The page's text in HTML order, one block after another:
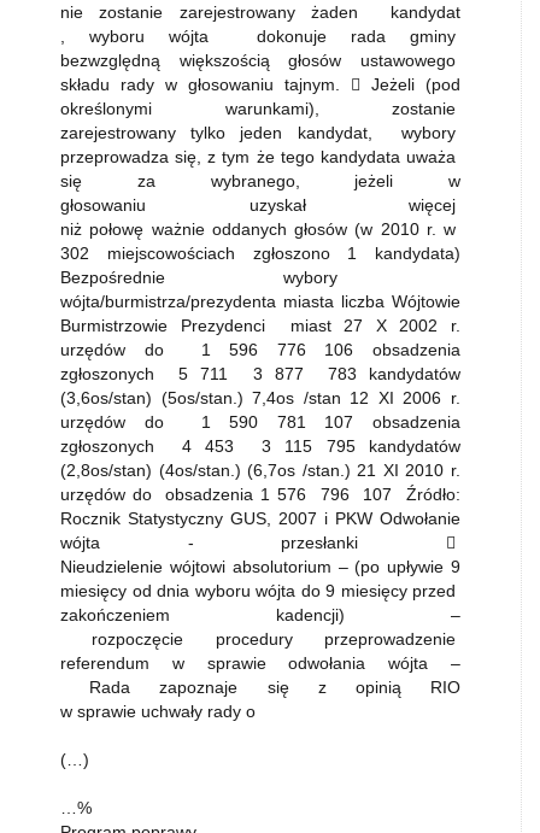
nie zostanie zarejestrowany żaden kandydat
, wyboru wójta dokonuje rada gminy
bezwzględną większością głosów ustawowego
składu rady w głosowaniu tajnym.  Jeżeli (pod
określonymi warunkami), zostanie
zarejestrowany tylko jeden kandydat, wybory
przeprowadza się, z tym że tego kandydata uważa
się za wybranego, jeżeli w
głosowaniu uzyskał więcej
niż połowę ważnie oddanych głosów (w 2010 r. w
302 miejscowościach zgłoszono 1 kandydata)
Bezpośrednie wybory
wójta/burmistrza/prezydenta miasta liczba Wójtowie
Burmistrzowie Prezydenci miast 27 X 2002 r.
urzędów do 1 596 776 106 obsadzenia
zgłoszonych 5 711 3 877 783 kandydatów
(3,6os/stan) (5os/stan.) 7,4os /stan 12 XI 2006 r.
urzędów do 1 590 781 107 obsadzenia
zgłoszonych 4 453 3 115 795 kandydatów
(2,8os/stan) (4os/stan.) (6,7os /stan.) 21 XI 2010 r.
urzędów do obsadzenia 1 576 796 107 Źródło:
Rocznik Statystyczny GUS, 2007 i PKW Odwołanie
wójta - przesłanki 
Nieudzielenie wójtowi absolutorium – (po upływie 9
miesięcy od dnia wyboru wójta do 9 miesięcy przed
zakończeniem kadencji) –
rozpoczęcie procedury przeprowadzenie
referendum w sprawie odwołania wójta –
Rada zapoznaje się z opinią RIO
w sprawie uchwały rady o
(…)
…%